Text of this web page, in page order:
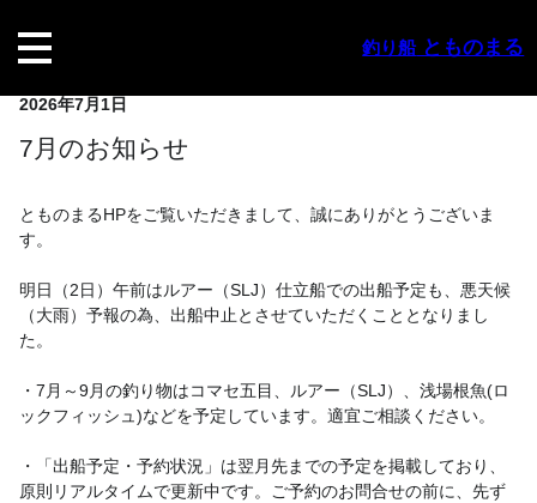
釣り船とものまる
2026年7月1日
7月のお知らせ
とものまるHPをご覧いただきまして、誠にありがとうございま
す。
明日（2日）午前はルアー（SLJ）仕立船での出船予定も、悪天候
（大雨）予報の為、出船中止とさせていただくこととなりまし
た。
・7月～9月の釣り物はコマセ五目、ルアー（SLJ）、浅場根魚(ロ
ックフィッシュ)などを予定しています。適宜ご相談ください。
・「出船予定・予約状況」は翌月先までの予定を掲載しており、
原則リアルタイムで更新中です。ご予約のお問合せの前に、先ず